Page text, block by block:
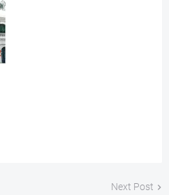
Next Post